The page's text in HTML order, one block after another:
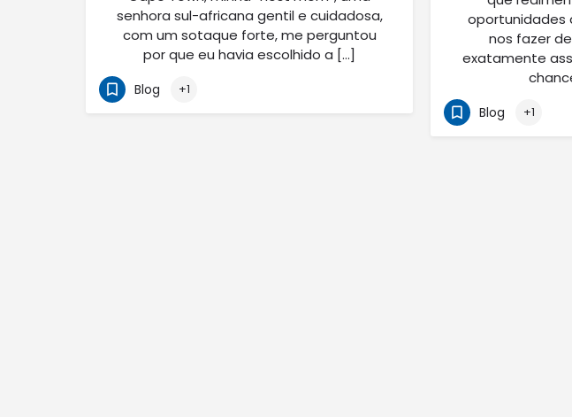
senhora sul-africana gentil e cuidadosa,
com um sotaque forte, me perguntou
por que eu havia escolhido a […]
Blog +1
oportunidades
nos fazer
exatamente
Blog +1